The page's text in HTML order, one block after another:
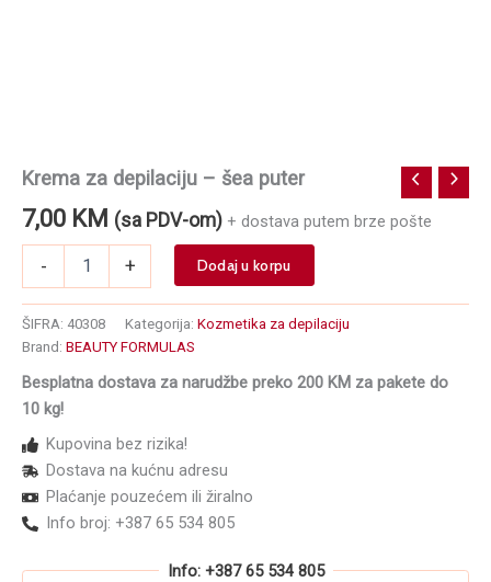
Krema za depilaciju – šea puter
7,00 KM (sa PDV-om) + dostava putem brze pošte
-
-
šea
količina
+ Dodaj u korpu
ŠIFRA: 40308 Kategorija: Kozmetika za depilaciju
Brand: BEAUTY FORMULAS
Besplatna dostava za narudžbe preko 200 KM za pakete do
10 kg!
Kupovina bez rizika!
Dostava na kućnu adresu
Plaćanje pouzećem ili žiralno
Info broj: +387 65 534 805
Info: +387 65 534 805